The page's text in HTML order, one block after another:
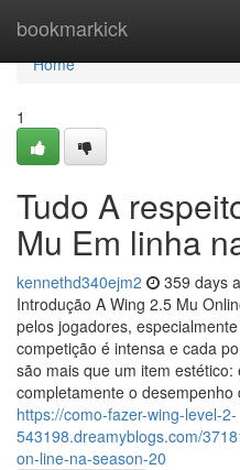
bookmarkick
Home
Home
1
Tudo A
Mu Em linha
kennethd340ejm2 359 days
Introdução A Wing 2.5 Mu
pelos jogadores,
competição é intensa e cada
são mais que um item
completamente o
https://como-fazer-wing-level-2-
543198.dreamyblogs.com/
on-line-na-season-20